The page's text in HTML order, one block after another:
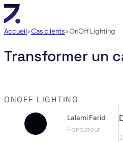
Accueil Cas clients OnOff Lighting
Transformer un
ONOFF LIGHTING
Lalami Farid
Fondateur